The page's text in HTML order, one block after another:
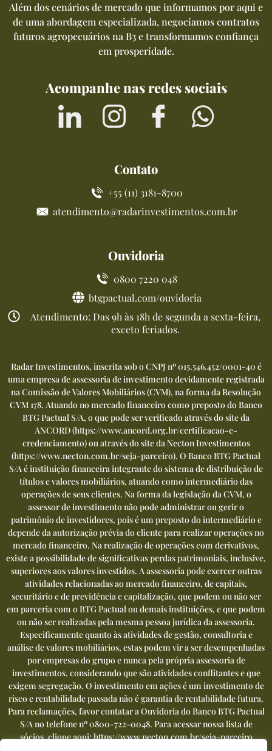
Além dos cenários de mercado que informamos por aqui e
de uma abordagem especializada, negociamos contratos
futuros agropecuários na B3 e transformamos confiança
em prosperidade.
Acompanhe nas redes sociais
Contato
+55 (11) 3181-8700
atendimento@radarinvestimentos.com.br
Ouvidoria
0800 7220 048
btgpactual.com/ouvidoria
Atendimento: Das 9h às 18h de segunda a sexta-feira,
exceto feriados.
Radar Investimentos, inscrita sob o CNPJ nº 015.546.452/0001-40 é
uma empresa de assessoria de investimento devidamente registrada
na Comissão de Valores Mobiliários (CVM), na forma da Resolução
CVM 178. Atuando no mercado financeiro como preposto do Banco
BTG Pactual S/A, o que pode ser verificado através do site da
ANCORD (https://www.ancord.org.br/certificacao-e-
credenciamento) ou através do site da Necton Investimentos
(https://www.necton.com.br/seja-parceiro). O Banco BTG Pactual
S/A é instituição financeira integrante do sistema de distribuição de
títulos e valores mobiliários, atuando como intermediário das
operações de seus clientes. Na forma da legislação da CVM, o
assessor de investimento não pode administrar ou gerir o
patrimônio de investidores, pois é um preposto do intermediário e
depende da autorização prévia do cliente para realizar operações no
mercado financeiro. Na realização de operações com derivativos,
existe a possibilidade de significativas perdas patrimoniais, inclusive,
superiores aos valores investidos. A assessoria pode exercer outras
atividades relacionadas ao mercado financeiro, de capitais,
securitário e de previdência e capitalização, que podem ou não ser
em parceria com o BTG Pactual ou demais instituições, e que podem
ou não ser realizadas pela mesma pessoa jurídica da assessoria.
Especificamente quanto às atividades de gestão, consultoria e
análise de valores mobiliários, estas podem vir a ser desempenhadas
por empresas do grupo e nunca pela própria assessoria de
investimentos, considerando que são atividades conflitantes e que
exigem segregação. O investimento em ações é um investimento de
risco e rentabilidade passada não é garantia de rentabilidade futura.
Para reclamações, favor contatar a Ouvidoria do Banco BTG Pactual
S/A no telefone nº0800-722-0048. Para acessar nossa lista de
sócios, clique aqui:https://www.necton.com.br/seja-parceiro